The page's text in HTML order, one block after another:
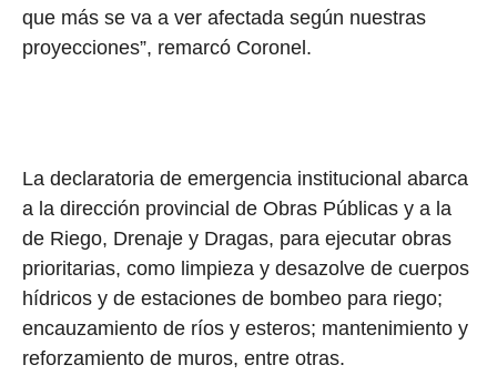
que más se va a ver afectada según nuestras
proyecciones”, remarcó Coronel.
La declaratoria de emergencia institucional abarca
a la dirección provincial de Obras Públicas y a la
de Riego, Drenaje y Dragas, para ejecutar obras
prioritarias, como limpieza y desazolve de cuerpos
hídricos y de estaciones de bombeo para riego;
encauzamiento de ríos y esteros; mantenimiento y
reforzamiento de muros, entre otras.